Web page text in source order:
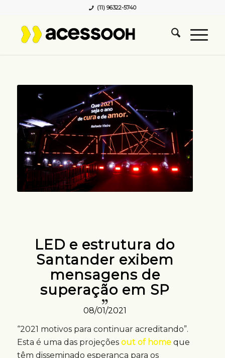
(11) 96322-5740
LED e estrutura do
Santander exibem
mensagens de
superação em SP
08/01/2021
“2021 motivos para continuar acreditando”.
Esta é uma das projeções out of homeque
têm disseminado esperança para os